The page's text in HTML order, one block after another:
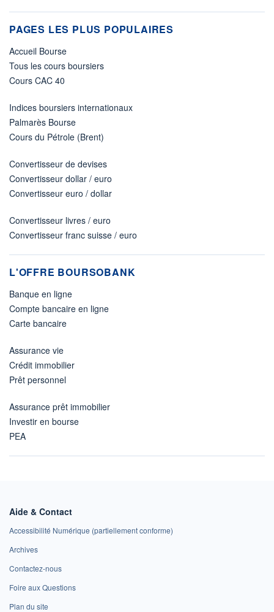
PAGES LES PLUS POPULAIRES
Accueil Bourse
Tous les cours boursiers
Cours CAC 40
Indices boursiers internationaux
Palmarès Bourse
Cours du Pétrole (Brent)
Convertisseur de devises
Convertisseur dollar / euro
Convertisseur euro / dollar
Convertisseur livres / euro
Convertisseur franc suisse / euro
L'OFFRE BOURSOBANK
Banque en ligne
Compte bancaire en ligne
Carte bancaire
Assurance vie
Crédit immobilier
Prêt personnel
Assurance prêt immobilier
Investir en bourse
PEA
Aide & Contact
Accessibilité Numérique (partiellement conforme)
Archives
Contactez-nous
Foire aux Questions
Plan du site